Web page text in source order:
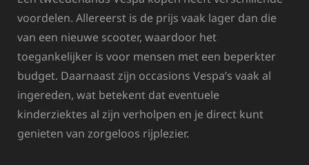
voordelen. Allereerst is de prijs vaak lager dan die
van een nieuwe scooter, waardoor het
toegankelijker is voor mensen met een beperkter
budget. Daarnaast zijn occasions Vespa’s vaak al
ingereden, wat betekent dat eventuele
kinderziektes al zijn verholpen en je direct kunt
genieten van zorgeloos rijplezier.